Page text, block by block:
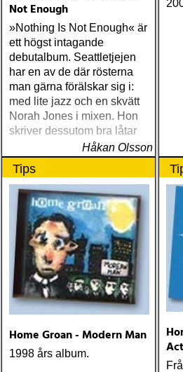
Not Enough
»Nothing Is Not Enough« är
ett högst intagande
debutalbum. Seattletjejen
har en av de där rösterna
man gärna förälskar sig i:
med lite jazz och en skvätt
Norah Jones i mixen. Hon
skriver dessutom bra låtar
Håkan Olsson
Tips
Home Groan - Modern Man
1998 års album.
Act